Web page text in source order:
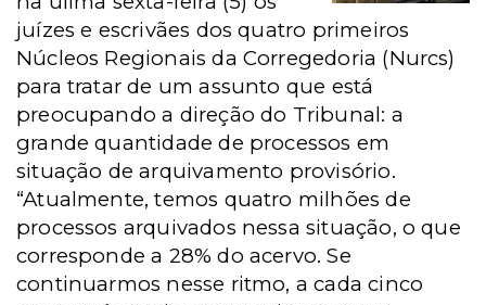
juízes e escrivães dos quatro primeiros
Núcleos Regionais da Corregedoria (Nurcs)
para tratar de um assunto que está
preocupando a direção do Tribunal: a
grande quantidade de processos em
situação de arquivamento provisório.
“Atualmente, temos quatro milhões de
processos arquivados nessa situação, o que
corresponde a 28% do acervo. Se
continuarmos nesse ritmo, a cada cinco